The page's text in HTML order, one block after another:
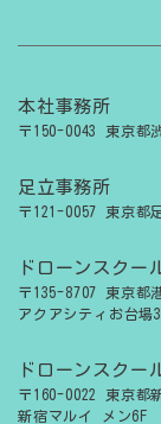
本社事務所
〒150-0043 東京都
足立事務所
〒121-0057 東京都
ドローンスクー
〒135-8707 東京都
アクアシティお台場
ドローンスクー
〒160-0022 東京都
新宿マルイ メン6F